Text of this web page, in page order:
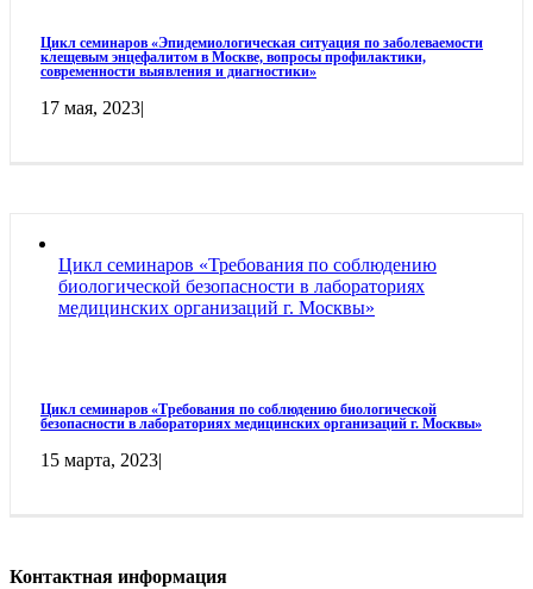
Цикл семинаров «Эпидемиологическая ситуация по заболеваемости
клещевым энцефалитом в Москве, вопросы профилактики,
современности выявления и диагностики»
17 мая, 2023|
Цикл семинаров «Требования по соблюдению
биологической безопасности в лабораториях
медицинских организаций г. Москвы»
Цикл семинаров «Требования по соблюдению биологической
безопасности в лабораториях медицинских организаций г. Москвы»
15 марта, 2023|
Контактная информация